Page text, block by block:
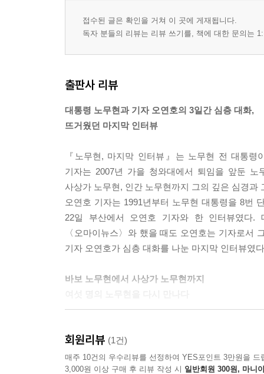
접수된 글은 확인을 거쳐 이 곳에 게재됩니다.
독자 분들의 리뷰는 리뷰 쓰기를, 책에 대한 문의는
출판사 리뷰
대통령 노무현과 기자 오연호의 3일간 심층 대화,
뜨거웠던 마지막 인터뷰
『노무현, 마지막 인터뷰』는 노무현 전 대통
기자는 2007년 가을 청와대에서 퇴임을 앞둔
사상가 노무현, 인간 노무현까지 그의 깊은 심경과
오연호 기자는 1991년부터 노무현 대통령을 8번
22일 부산에서 오연호 기자와 한 인터뷰였다
〈오마이뉴스〉와 했을 때도 오연호는 기자로서
기자 오연호가 심층 대화를 나눈 마지막 인터뷰였
바보 노무현에서 사상가 노무현까지
노무현, 정치학자 노무현, 사상가 노무현, 인간 노
노 전 대통령 서거 이후 나온 책들이 주로 추모를
정본(定本)이 되는 책이라고 할 수 있다.
회원리뷰 (1건)
매주 10건의 우수리뷰를 선정하여 YES포인트 3만원을 드
3,000원 이상 구매 후 리뷰 작성 시 일반회원 300원, 마니